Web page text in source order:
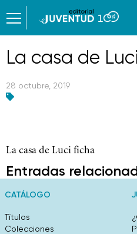
La casa de
28 octubre, 2019
La casa de Luci ficha
Entradas
CATÁLOGO
Títulos
Colecciones